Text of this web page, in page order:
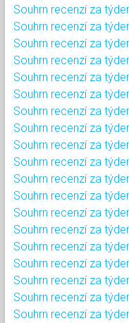
Souhrn recenzí za
Souhrn recenzí za
Souhrn recenzí za
Souhrn recenzí za
Souhrn recenzí za
Souhrn recenzí za
Souhrn recenzí za
Souhrn recenzí za
Souhrn recenzí za
Souhrn recenzí za
Souhrn recenzí za
Souhrn recenzí za
Souhrn recenzí za
Souhrn recenzí za
Souhrn recenzí za
Souhrn recenzí za
Souhrn recenzí za
Souhrn recenzí za
Souhrn recenzí za